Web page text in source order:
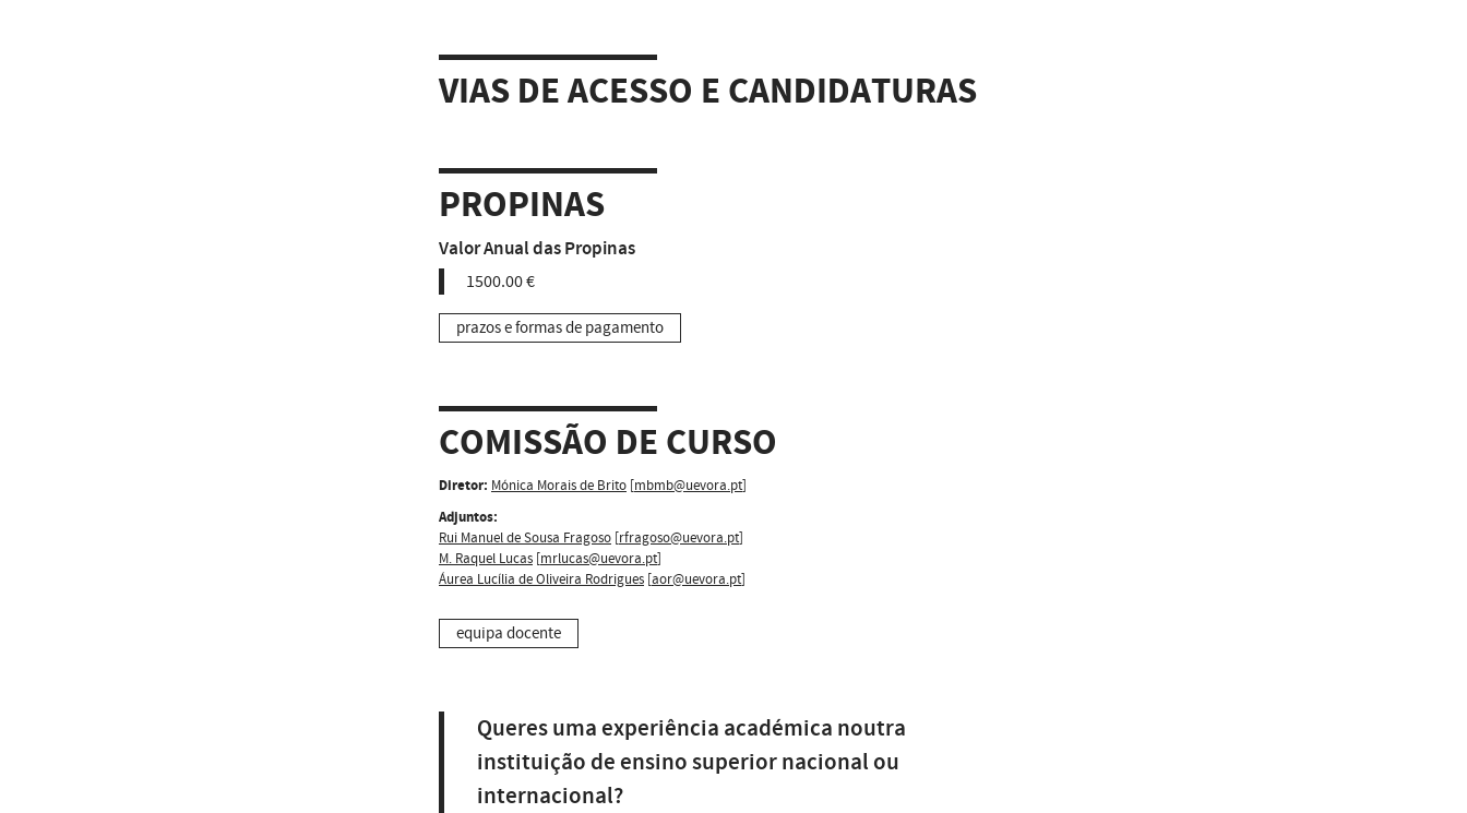
VIAS DE ACESSO E CANDIDATURAS
PROPINAS
Valor Anual das Propinas
1500.00 €
prazos e formas de pagamento
COMISSÃO DE CURSO
Diretor: Mónica Morais de Brito [mbmb@uevora.pt]
Adjuntos:
Rui Manuel de Sousa Fragoso [rfragoso@uevora.pt]
M. Raquel Lucas [mrlucas@uevora.pt]
Áurea Lucília de Oliveira Rodrigues [aor@uevora.pt]
equipa docente
Queres uma experiência académica noutra
instituição de ensino superior nacional ou
internacional?